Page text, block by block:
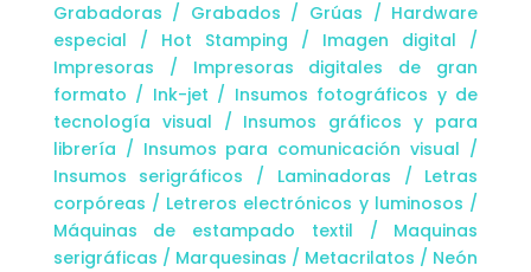
Grabadoras / Grabados / Grúas / Hardware
especial / Hot Stamping / Imagen digital /
Impresoras / Impresoras digitales de gran
formato / Ink-jet / Insumos fotográficos y de
tecnología visual / Insumos gráficos y para
librería / Insumos para comunicación visual /
Insumos serigráficos / Laminadoras / Letras
corpóreas / Letreros electrónicos y luminosos /
Máquinas de estampado textil / Maquinas
serigráficas / Marquesinas / Metacrilatos / Neón